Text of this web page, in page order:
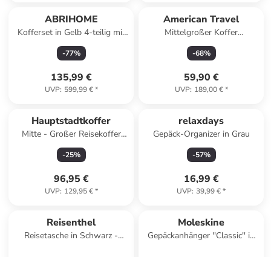
ABRIHOME
Kofferset in Gelb 4-teilig mit
Zahlenschloss
-77%
135,99 €
UVP: 599,99 €*
American Travel
Mittelgroßer Koffer
BROOKLYN in Schwarz (64L)
-68%
59,90 €
UVP: 189,00 €*
Hauptstadtkoffer
Mitte - Großer Reisekoffer
Trolley 77cm XXL Erweiterung
TSA 130L in Waldgrün
-25%
96,95 €
UVP: 129,95 €*
relaxdays
Gepäck-Organizer in Grau
-57%
16,99 €
UVP: 39,99 €*
Reisenthel
Reisetasche in Schwarz -
Moleskine
Gepäckanhänger ''Classic'' in